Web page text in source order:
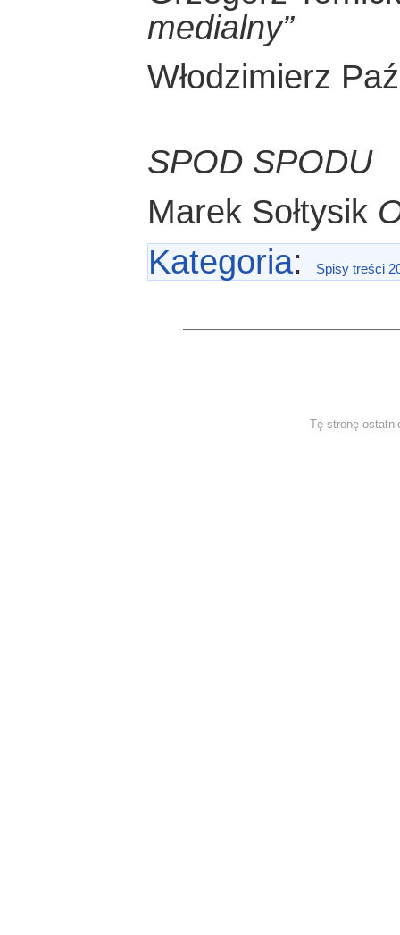
medialny”
Włodzimierz
SPOD SPODU
Marek Sołtysik
Kategoria: Spisy treści
Tę stronę